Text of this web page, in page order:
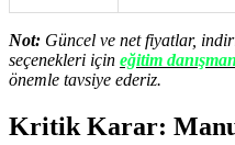
Not: Güncel ve net fiyatlar,
seçenekleri için eğitim
önemle tavsiye ederiz.
Kritik Karar: